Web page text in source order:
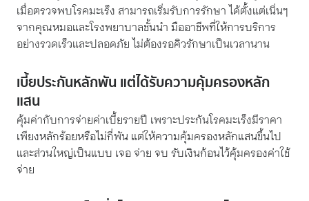
เมื่อตรวจพบโรคมะเร็ง สามารถเริ่มรับการรักษา ได้ตั้งแต่เนิ่นๆ
จากคุณหมอและโรงพยาบาลชั้นนำ มืออาชีพที่ให้การบริการ
อย่างรวดเร็วและปลอดภัย ไม่ต้องรอคิวรักษาเป็นเวลานาน
เบี้ยประกันหลักพัน แต่ได้รับความคุ้มครองหลัก
แสน
คุ้มค่ากับการจ่ายค่าเบี้ยรายปี เพราะประกันโรคมะเร็งมีราคา
เพียงหลักร้อยหรือไม่กี่พัน แต่ให้ความคุ้มครองหลักแสนขึ้นไป
และส่วนใหญ่เป็นแบบ เจอ จ่าย จบ รับเงินก้อนไว้คุ้มครองค่าใช้
จ่าย